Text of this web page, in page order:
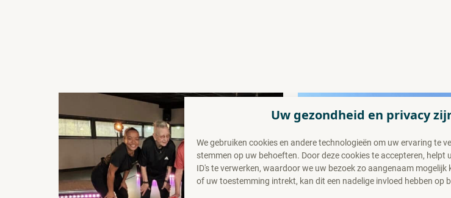
Uw gezondheid en privacy
We gebruiken cookies en andere technologieën om uw ervaring te
stemmen op uw behoeften. Door deze cookies te accepteren,
ID's te verwerken, waardoor we uw bezoek zo aangenaam
of uw toestemming intrekt, kan dit een nadelige invloed hebben op